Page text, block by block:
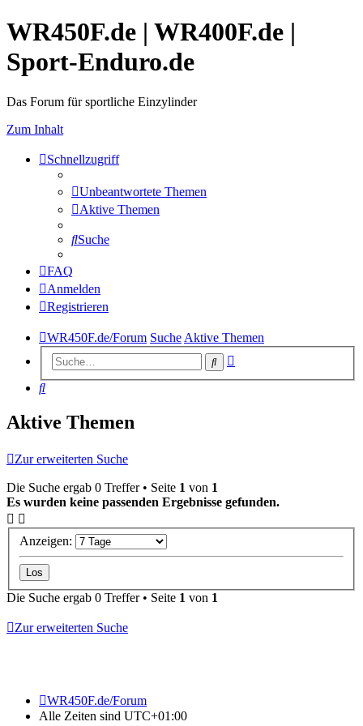
WR450F.de | WR400F.de |
Sport-Enduro.de
Das Forum für sportliche Einzylinder
Zum Inhalt
Schnellzugriff
Unbeantwortete Themen
Aktive Themen
Suche
FAQ
Anmelden
Registrieren
WR450F.de/Forum Suche Aktive Themen
Suche
Suche
Aktive Themen
Zur erweiterten Suche
Die Suche ergab 0 Treffer • Seite 1 von 1
Es wurden keine passenden Ergebnisse gefunden.
Anzeigen:
Die Suche ergab 0 Treffer • Seite 1 von 1
Zur erweiterten Suche
WR450F.de/Forum
Alle Zeiten sind UTC+01:00